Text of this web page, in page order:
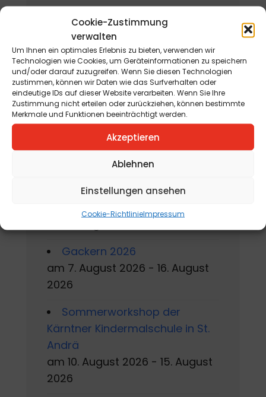
Cookie-Zustimmung
verwalten
Um Ihnen ein optimales Erlebnis zu bieten, verwenden wir
Technologien wie Cookies, um Geräteinformationen zu speichern
und/oder darauf zuzugreifen. Wenn Sie diesen Technologien
zustimmen, können wir Daten wie das Surfverhalten oder
eindeutige IDs auf dieser Website verarbeiten. Wenn Sie Ihre
Zustimmung nicht erteilen oder zurückziehen, können bestimmte
Merkmale und Funktionen beeinträchtigt werden.
Akzeptieren
Ablehnen
Einstellungen ansehen
Cookie-RichtlinieImpressum
Bevorstehende
Veranstaltungen
Domkunst II -
Metamorphosen
am 1. Mai 2026 - 31. Oktober
2026
Manfred Fabi, Christian Jaritz
Gackern 2026
am 7. August 2026 - 16. August
2026
Sommerworkshop der
Kärntner Kindermalschule in St.
Andrä
am 10. August 2026 - 15. August
2026